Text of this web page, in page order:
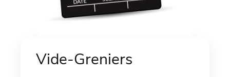
Vide-Greniers